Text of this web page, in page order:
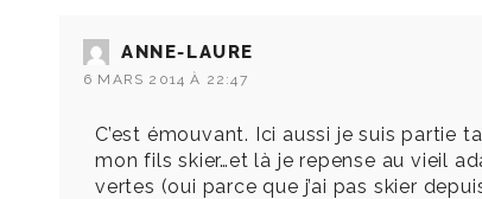
ANNE-LAURE
6 MARS 2014 À 22:47
C’est émouvant. Ici aussi je suis partie
mon fils skier…et là je repense au vieil
vertes (oui parce que j’ai pas skier